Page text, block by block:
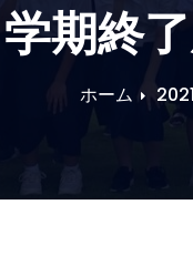
期終
ホーム